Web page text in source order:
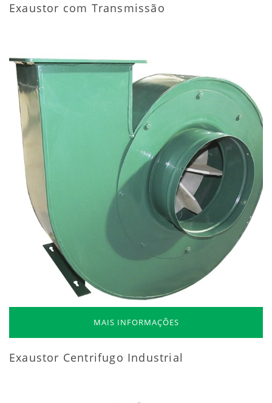
Exaustor com Transmissão
MAIS INFORMAÇÕES
Exaustor Centrifugo Industrial